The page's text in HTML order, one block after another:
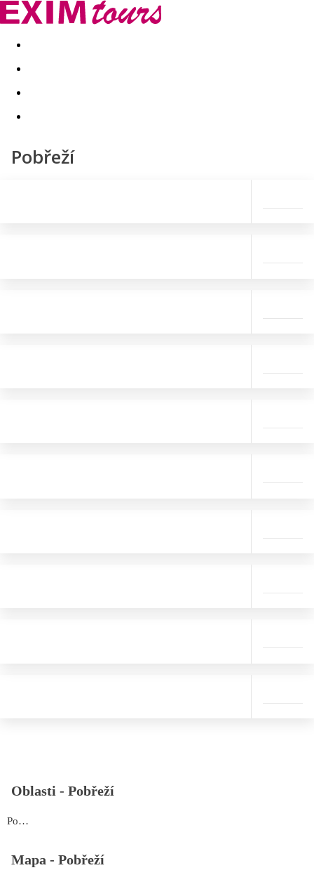
Akční nabídky Last minute
Pobřeží
Oblasti - Pobřeží
Pobřeží
Mapa - Pobřeží